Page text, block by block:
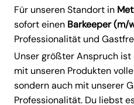
Für unseren Standort in
sofort einen Barkeeper (m/
Professionalität und
Unser größter Anspruch
mit unseren Produkten
sondern auch mit unserer
Professionalität. Du liebst